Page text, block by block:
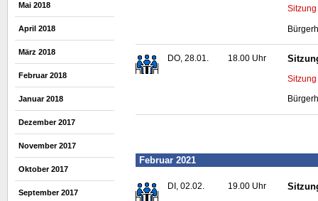
Mai 2018
April 2018
März 2018
Februar 2018
Januar 2018
Dezember 2017
November 2017
Oktober 2017
September 2017
DO, 28.01. 18.00 Uhr
Februar 2021
DI, 02.02. 19.00 Uhr